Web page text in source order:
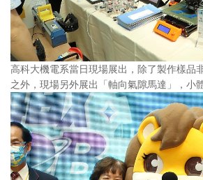
高科大機電系當日現場展出，除了製作樣品
之外，現場另外展出「軸向氣隙馬達」，小